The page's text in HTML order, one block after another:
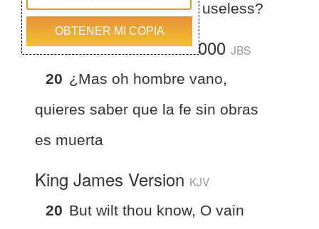
faith apart from works is useless?
La Biblia del Jubileo 2000 JBS
20 ¿Mas oh hombre vano,
quieres saber que la fe sin obras
es muerta
King James Version KJV
20 But wilt thou know, O vain